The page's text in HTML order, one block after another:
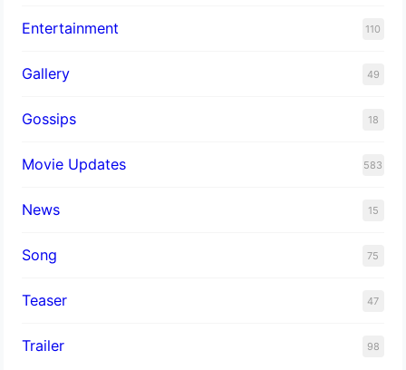
Entertainment 110
Gallery 49
Gossips 18
Movie Updates 583
News 15
Song 75
Teaser 47
Trailer 98